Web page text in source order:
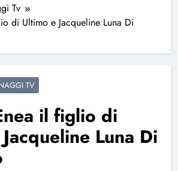
Tv
di Ultimo e Jacqueline Luna Di
TV
il figlio di
Luna Di